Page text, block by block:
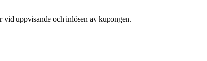
vid uppvisande och inlösen av kupongen.